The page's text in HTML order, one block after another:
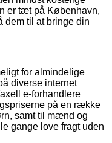
er tæt på København,
dem til at bringe din
for almindelige
diverse internet
e-forhandlere
på en række
samt til mænd og
gange love fragt uden